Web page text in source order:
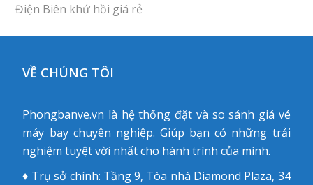
post:
Điện Biên khứ hồi giá rẻ
VỀ CHÚNG TÔI
Phongbanve.vn là hệ thống đặt và so sánh giá vé
máy bay chuyên nghiệp. Giúp bạn có những trải
nghiệm tuyệt vời nhất cho hành trình của mình.
♦ Trụ sở chính: Tầng 9, Tòa nhà Diamond Plaza, 34